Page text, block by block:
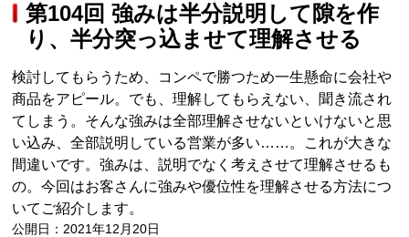
第104回 強みは半分説明して隙を作
り、半分突っ込ませて理解させる
検討してもらうため、コンペで勝つため一生懸命に会社や
商品をアピール。でも、理解してもらえない、聞き流され
てしまう。そんな強みは全部理解させないといけないと思
い込み、全部説明している営業が多い……。これが大きな
間違いです。強みは、説明でなく考えさせて理解させるも
の。今回はお客さんに強みや優位性を理解させる方法につ
いてご紹介します。
公開日：2021年12月20日